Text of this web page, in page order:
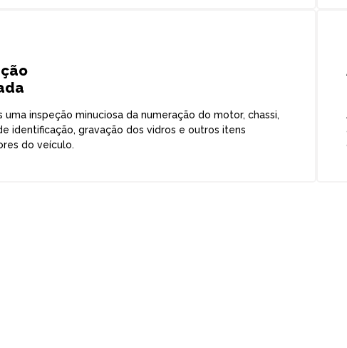
uma inspeção minuciosa da numeração do motor, chassi,
identificação, gravação dos vidros e outros itens
do veículo.